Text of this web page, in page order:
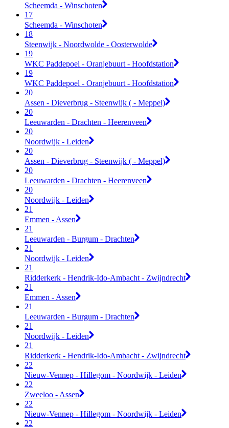
Scheemda - Winschoten
17
Scheemda - Winschoten
18
Steenwijk - Noordwolde - Oosterwolde
19
WKC Paddepoel - Oranjebuurt - Hoofdstation
19
WKC Paddepoel - Oranjebuurt - Hoofdstation
20
Assen - Dieverbrug - Steenwijk ( - Meppel)
20
Leeuwarden - Drachten - Heerenveen
20
Noordwijk - Leiden
20
Assen - Dieverbrug - Steenwijk ( - Meppel)
20
Leeuwarden - Drachten - Heerenveen
20
Noordwijk - Leiden
21
Emmen - Assen
21
Leeuwarden - Burgum - Drachten
21
Noordwijk - Leiden
21
Ridderkerk - Hendrik-Ido-Ambacht - Zwijndrecht
21
Emmen - Assen
21
Leeuwarden - Burgum - Drachten
21
Noordwijk - Leiden
21
Ridderkerk - Hendrik-Ido-Ambacht - Zwijndrecht
22
Nieuw-Vennep - Hillegom - Noordwijk - Leiden
22
Zweeloo - Assen
22
Nieuw-Vennep - Hillegom - Noordwijk - Leiden
22